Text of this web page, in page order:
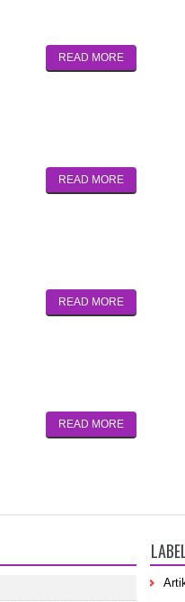
READ MORE
READ MORE
READ MORE
READ MORE